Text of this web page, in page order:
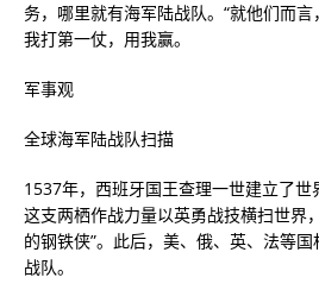
务，哪里就有海军陆战队。“就他们而
我打第一仗，用我赢。
军事观
全球海军陆战队扫描
1537年，西班牙国王查理一世建立了世
这支两栖作战力量以英勇战技横扫世界
的钢铁侠”。此后，美、俄、英、法等
战队。